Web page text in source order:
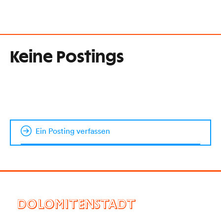
Keine Postings
Ein Posting verfassen
DOLOMITENSTADT